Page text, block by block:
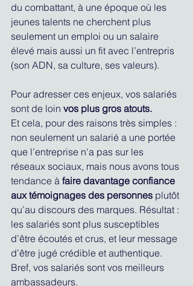
du combattant, à une époque où les
jeunes talents ne cherchent plus
seulement un emploi ou un salaire
élevé mais aussi un fit avec l’entrepris
(son ADN, sa culture, ses valeurs).
Pour adresser ces enjeux, vos salariés
sont de loin vos plus gros atouts.
Et cela, pour des raisons très simples :
non seulement un salarié a une portée
que l’entreprise n'a pas sur les
réseaux sociaux, mais nous avons tous
tendance à faire davantage confiance
aux témoignages des personnes plutôt
qu’au discours des marques. Résultat :
les salariés sont plus susceptibles
d’être écoutés et crus, et leur message
d’être jugé crédible et authentique.
Bref, vos salariés sont vos meilleurs
ambassadeurs.